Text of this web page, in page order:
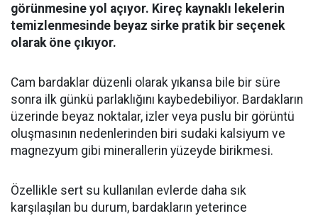
görünmesine yol açıyor. Kireç kaynaklı lekelerin
temizlenmesinde beyaz sirke pratik bir seçenek
olarak öne çıkıyor.
Cam bardaklar düzenli olarak yıkansa bile bir süre
sonra ilk günkü parlaklığını kaybedebiliyor. Bardakların
üzerinde beyaz noktalar, izler veya puslu bir görüntü
oluşmasının nedenlerinden biri sudaki kalsiyum ve
magnezyum gibi minerallerin yüzeyde birikmesi.
Özellikle sert su kullanılan evlerde daha sık
karşılaşılan bu durum, bardakların yeterince